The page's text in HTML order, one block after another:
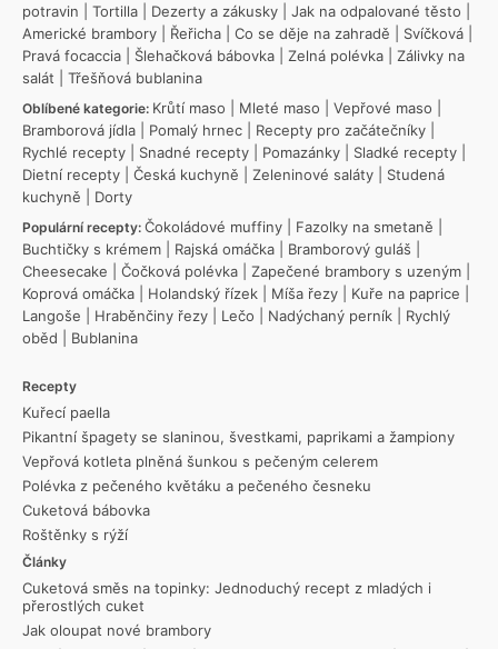
potravin
Tortilla Dezerty a zákusky Jak na odpalované těsto
Americké brambory
Řeřicha Co se děje na zahradě Svíčková
Pravá focaccia
Šlehačková bábovka Zelná polévka
Zálivky na
salát
Třešňová bublanina
Oblíbené kategorie: Krůtí maso Mleté maso Vepřové maso
Bramborová jídla
Pomalý hrnec Recepty pro začátečníky
Rychlé recepty
Snadné recepty Pomazánky Sladké recepty
Dietní recepty
Česká kuchyně Zeleninové saláty
Studená
kuchyně
Dorty
Populární recepty: Čokoládové muffiny Fazolky na smetaně
Buchtičky s krémem
Rajská omáčka Bramborový guláš
Cheesecake
Čočková polévka Zapečené brambory s uzeným
Koprová omáčka
Holandský řízek Míša řezy Kuře na paprice
Langoše
Hraběnčiny řezy Lečo Nadýchaný perník
Rychlý
oběd
Bublanina
Recepty
Kuřecí paella
Pikantní špagety se slaninou, švestkami, paprikami a žampiony
Vepřová kotleta plněná šunkou s pečeným celerem
Polévka z pečeného květáku a pečeného česneku
Cuketová bábovka
Roštěnky s rýží
Články
Cuketová směs na topinky: Jednoduchý recept z mladých i
přerostlých cuket
Jak oloupat nové brambory